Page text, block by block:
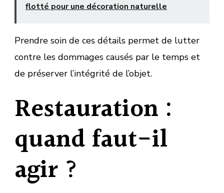
flotté pour une décoration naturelle
Prendre soin de ces détails permet de lutter
contre les dommages causés par le temps et
de préserver l’intégrité de l’objet.
Restauration :
quand faut-il
agir ?